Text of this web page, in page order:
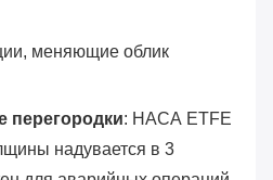
меняющие облик
перегородки: НАСА ETFE
надувается в 3